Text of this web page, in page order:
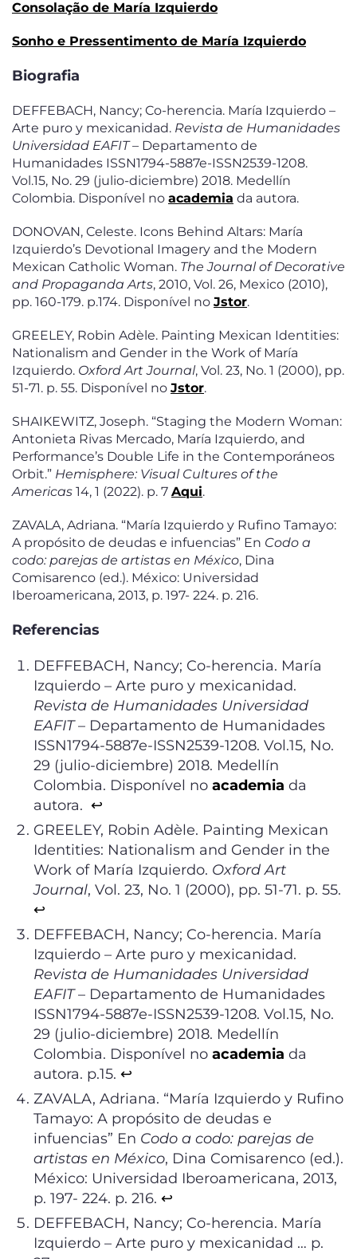
Consolação de María Izquierdo
Sonho e Pressentimento de María Izquierdo
Biografia
DEFFEBACH, Nancy; Co-herencia. María Izquierdo –
Arte puro y mexicanidad. Revista de Humanidades
Universidad EAFIT– Departamento de
Humanidades ISSN1794-5887e-ISSN2539-1208.
Vol.15, No. 29 (julio-diciembre) 2018. Medellín
Colombia. Disponível no academia da autora.
DONOVAN, Celeste. Icons Behind Altars: María
Izquierdo’s Devotional Imagery and the Modern
Mexican Catholic Woman. The Journal of Decorative
and Propaganda Arts, 2010, Vol. 26, Mexico (2010),
pp. 160-179. p.174. Disponível no Jstor.
GREELEY, Robin Adèle. Painting Mexican Identities:
Nationalism and Gender in the Work of María
Izquierdo. Oxford Art Journal, Vol. 23, No. 1 (2000), pp.
51-71. p. 55. Disponível no Jstor.
SHAIKEWITZ, Joseph. “Staging the Modern Woman:
Antonieta Rivas Mercado, María Izquierdo, and
Performance’s Double Life in the Contemporáneos
Orbit.” Hemisphere: Visual Cultures of the
Americas 14, 1 (2022). p. 7 Aqui.
ZAVALA, Adriana. “María Izquierdo y Rufino Tamayo:
A propósito de deudas e infuencias” En Codo a
codo: parejas de artistas en México, Dina
Comisarenco (ed.). México: Universidad
Iberoamericana, 2013, p. 197- 224. p. 216.
Referencias
DEFFEBACH, Nancy; Co-herencia. María
Izquierdo – Arte puro y mexicanidad.
Revista de Humanidades Universidad
EAFIT– Departamento de Humanidades
ISSN1794-5887e-ISSN2539-1208. Vol.15, No.
29 (julio-diciembre) 2018. Medellín
Colombia. Disponível no academia da
autora. ↩︎
GREELEY, Robin Adèle. Painting Mexican
Identities: Nationalism and Gender in the
Work of María Izquierdo. Oxford Art
Journal, Vol. 23, No. 1 (2000), pp. 51-71. p. 55.
↩︎
DEFFEBACH, Nancy; Co-herencia. María
Izquierdo – Arte puro y mexicanidad.
Revista de Humanidades Universidad
EAFIT– Departamento de Humanidades
ISSN1794-5887e-ISSN2539-1208. Vol.15, No.
29 (julio-diciembre) 2018. Medellín
Colombia. Disponível no academia da
autora. p.15. ↩︎
ZAVALA, Adriana. “María Izquierdo y Rufino
Tamayo: A propósito de deudas e
infuencias” En Codo a codo: parejas de
artistas en México, Dina Comisarenco (ed.).
México: Universidad Iberoamericana, 2013,
p. 197- 224. p. 216. ↩︎
DEFFEBACH, Nancy; Co-herencia. María
Izquierdo – Arte puro y mexicanidad … p.